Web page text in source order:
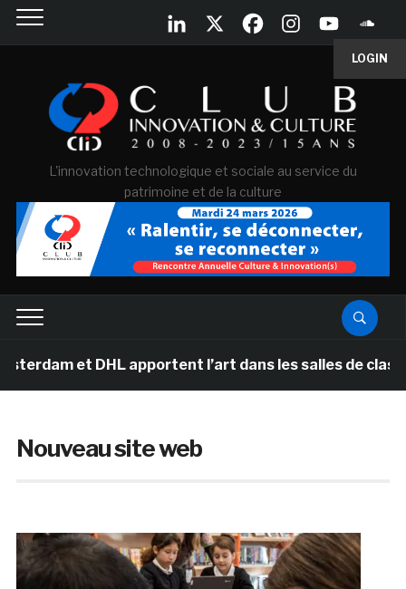
LOGIN
L'innovation technologique et sociale au service du
patrimoine et de la culture
DHL apportent l’art dans les salles de classe des
Nouveau site web